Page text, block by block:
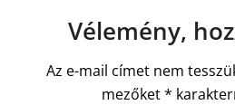
Vélemény,
Az e-mail címet nem
mezőket*